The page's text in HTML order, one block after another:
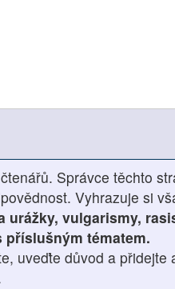
Správce těchto
Vyhrazuje si
urážky, vulgarismy,
tématem.
uveďte důvod a přidejte